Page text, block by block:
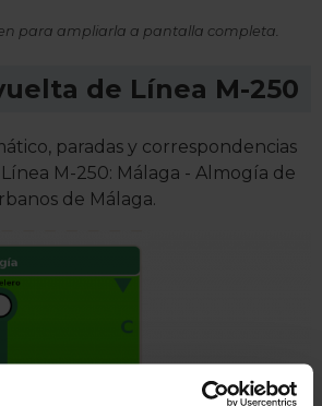
para ampliarla a pantalla completa.
de Línea M-250
paradas y correspondencias
M-250: Málaga - Almogía de
de Málaga.